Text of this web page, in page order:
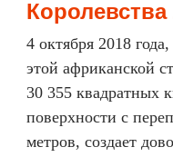
Королевства
4 октября 2018
этой африканской
30 355 квадратных
поверхности с
метров, создает